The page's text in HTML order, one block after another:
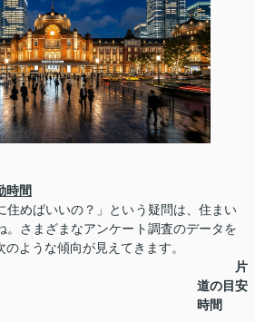
時間
住めばいいの？」という疑問は、住まい
。さまざまなアンケート調査のデータを
ような傾向が見えてきます。
片
道の目安
時間